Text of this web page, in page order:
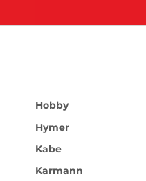
Hobby
Hymer
Kabe
Karmann